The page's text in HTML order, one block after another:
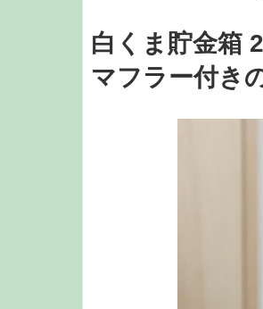
白くま貯金箱
マフラー付き